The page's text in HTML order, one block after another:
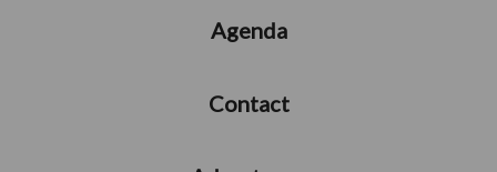
Agenda
Contact